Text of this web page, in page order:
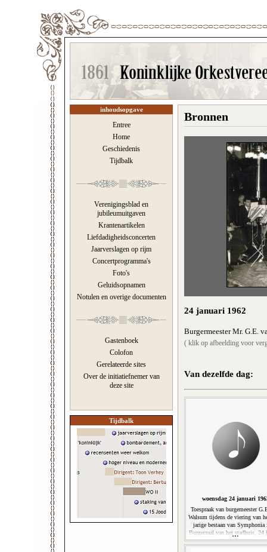
inhoudsopgave
Entree
Home
Geschiedenis
Tijdbalk
Verenigingsblad en
jubileumuitgaven
Krantenartikelen
Liefdadigheidsconcerten
Jaarverslagen op rijm
Concertprogramma's
Foto's
Geluidsopnamen
Notulen en overige documenten
Gastenboek
Colofon
Gerelateerde sites
Over de initiatiefnemer van
deze site
Tijdbalk
Bronnen
24 januari 1962
Burgermeester Mr. G.E.
( klik op afbeelding voor
Van dezelfde dag:
woensdag 24 januari
Toespraak van burgemeester
Walsum tijdens de viering van
jarige bestaan van Symphonia
Burgerzaal van het stadhuis, 24
1962. (11'40'')